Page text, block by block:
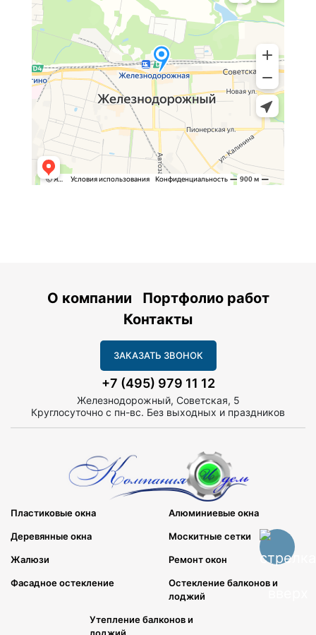
О компании
Портфолио работ
Контакты
ЗАКАЗАТЬ ЗВОНОК
+7 (495) 979 11 12
Железнодорожный, Советская, 5
Круглосуточно с пн-вс. Без выходных и праздников
Пластиковые окна Алюминиевые окна
Деревянные окна Москитные сетки
Жалюзи Ремонт окон
Фасадное остекление
Остекление балконов и
лоджий
Утепление балконов и